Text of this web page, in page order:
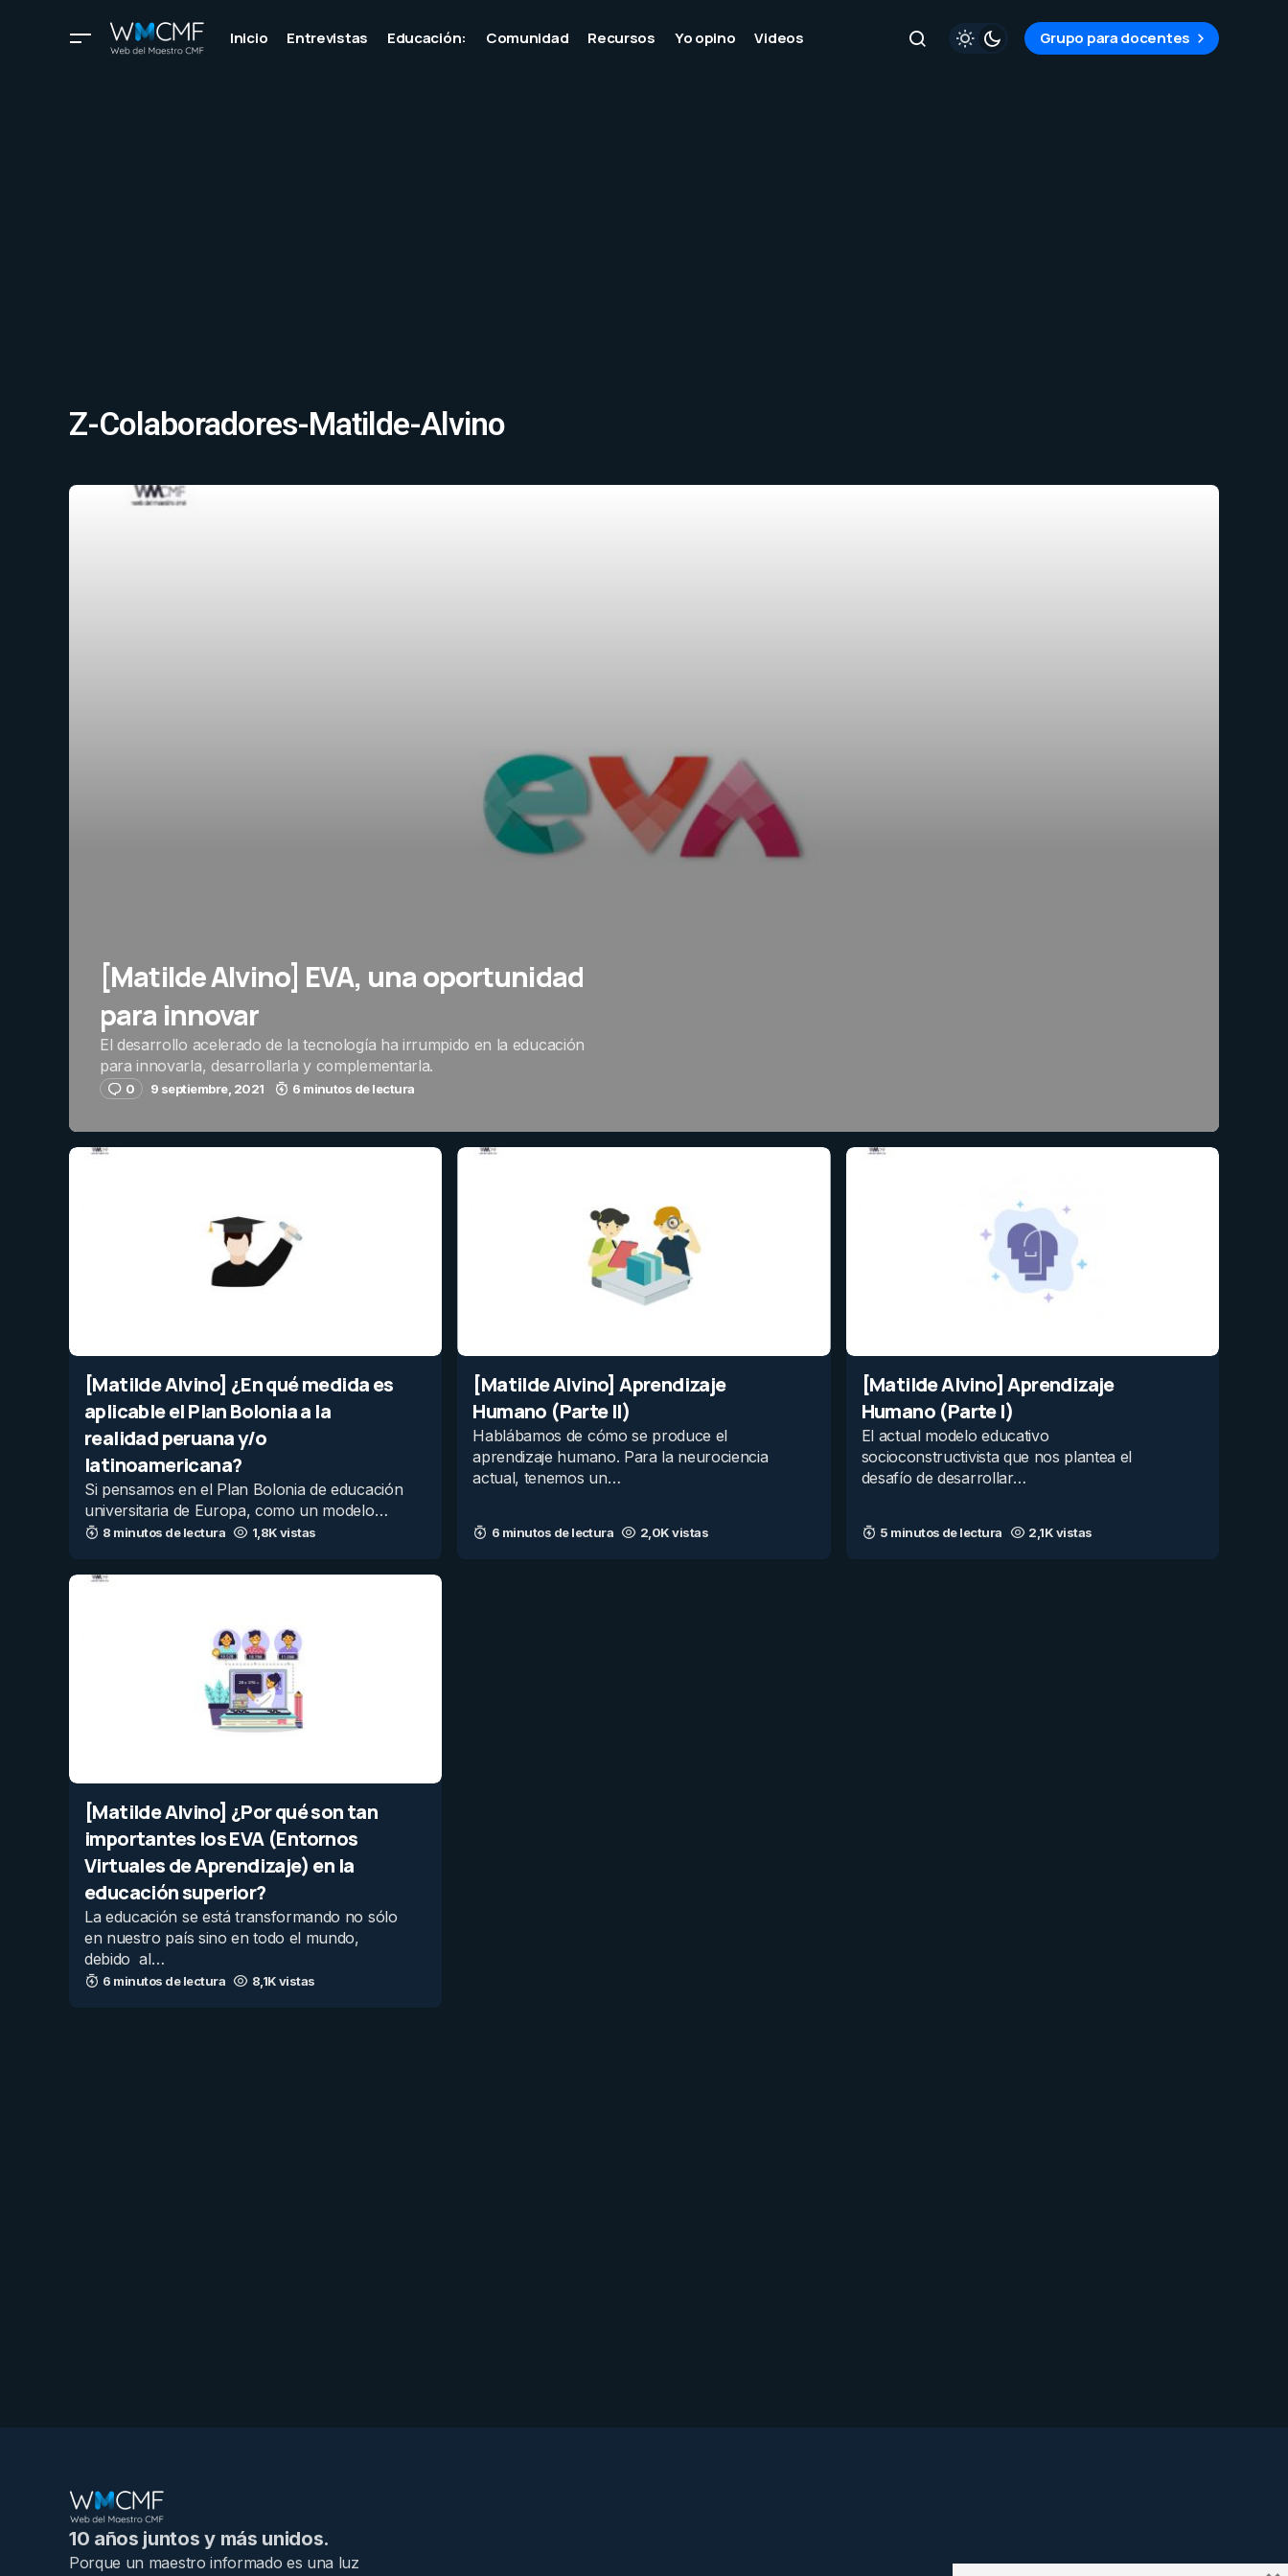
Inicio Entrevistas Educación: Comunidad Recursos Yo opino Videos Grupo para docentes
Z-Colaboradores-Matilde-Alvino
[Matilde Alvino] EVA, una oportunidad
para innovar
El desarrollo acelerado de la tecnología ha irrumpido en la educación
para innovarla, desarrollarla y complementarla.
0 9 septiembre, 2021 6 minutos de lectura
[Matilde Alvino] ¿En qué medida es
aplicable el Plan Bolonia a la
realidad peruana y/o
latinoamericana?
Si pensamos en el Plan Bolonia de educación
universitaria de Europa, como un modelo…
8 minutos de lectura 1,8K vistas
[Matilde Alvino] Aprendizaje
Humano (Parte II)
Hablábamos de cómo se produce el
aprendizaje humano. Para la neurociencia
actual, tenemos un…
6 minutos de lectura 2,0K vistas
[Matilde Alvino] Aprendizaje
Humano (Parte I)
El actual modelo educativo
socioconstructivista que nos plantea el
desafío de desarrollar…
5 minutos de lectura 2,1K vistas
[Matilde Alvino] ¿Por qué son tan
importantes los EVA (Entornos
Virtuales de Aprendizaje) en la
educación superior?
La educación se está transformando no sólo
en nuestro país sino en todo el mundo,
debido al…
6 minutos de lectura 8,1K vistas
10 años juntos y más unidos.
Porque un maestro informado es una luz